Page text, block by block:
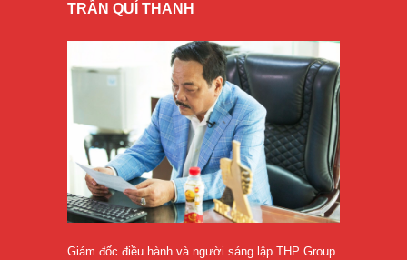
TRẦN QUÍ THANH
Giám đốc điều hành và người sáng lập THP Group